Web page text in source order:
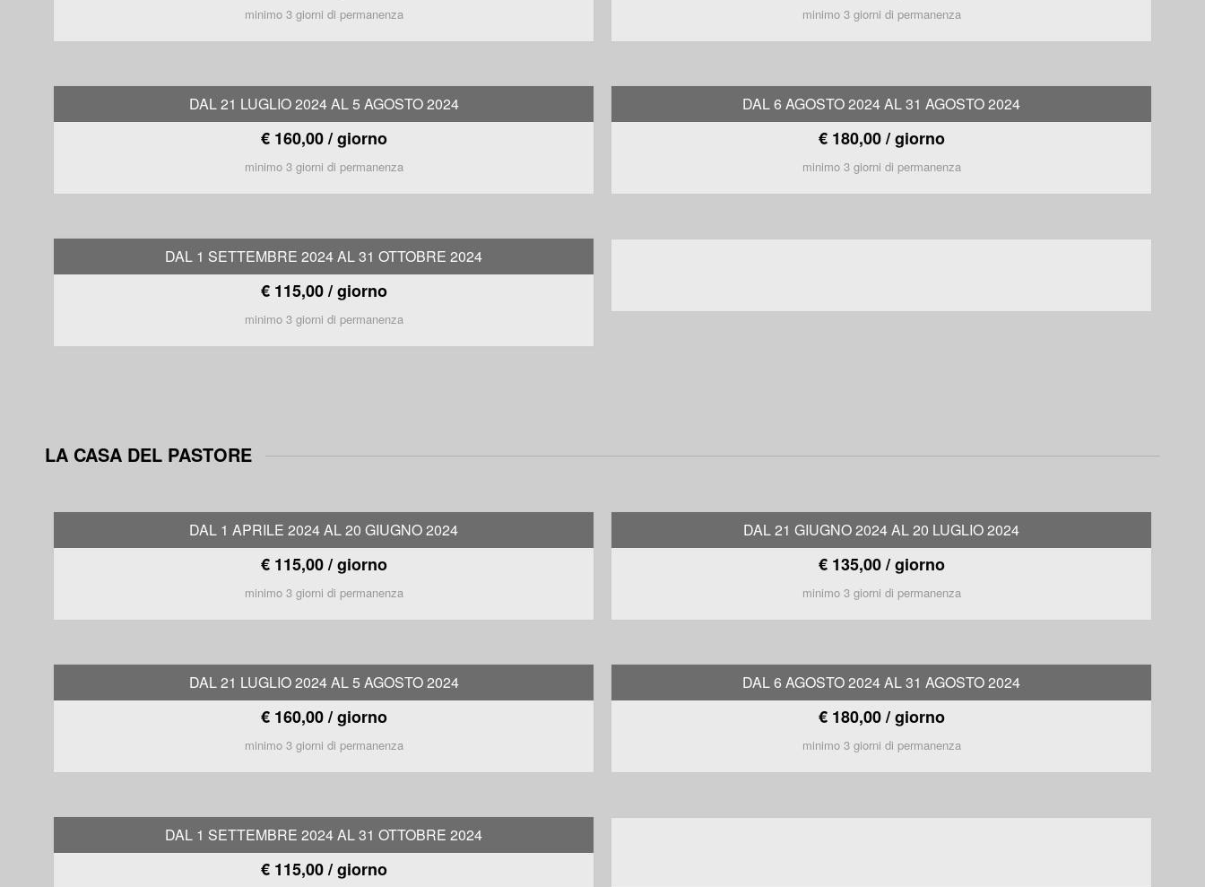
minimo 3 giorni di permanenza minimo 3 giorni di permanenza
DAL 21 LUGLIO 2024 AL 5 AGOSTO 2024
€ 160,00 / giorno
minimo 3 giorni di permanenza
DAL 6 AGOSTO 2024 AL 31 AGOSTO 2024
€ 180,00 / giorno
minimo 3 giorni di permanenza
DAL 1 SETTEMBRE 2024 AL 31 OTTOBRE 2024
€ 115,00 / giorno
minimo 3 giorni di permanenza
LA CASA DEL PASTORE
DAL 1 APRILE 2024 AL 20 GIUGNO 2024
€ 115,00 / giorno
minimo 3 giorni di permanenza
DAL 21 GIUGNO 2024 AL 20 LUGLIO 2024
€ 135,00 / giorno
minimo 3 giorni di permanenza
DAL 21 LUGLIO 2024 AL 5 AGOSTO 2024
€ 160,00 / giorno
minimo 3 giorni di permanenza
DAL 6 AGOSTO 2024 AL 31 AGOSTO 2024
€ 180,00 / giorno
minimo 3 giorni di permanenza
DAL 1 SETTEMBRE 2024 AL 31 OTTOBRE 2024
€ 115,00 / giorno